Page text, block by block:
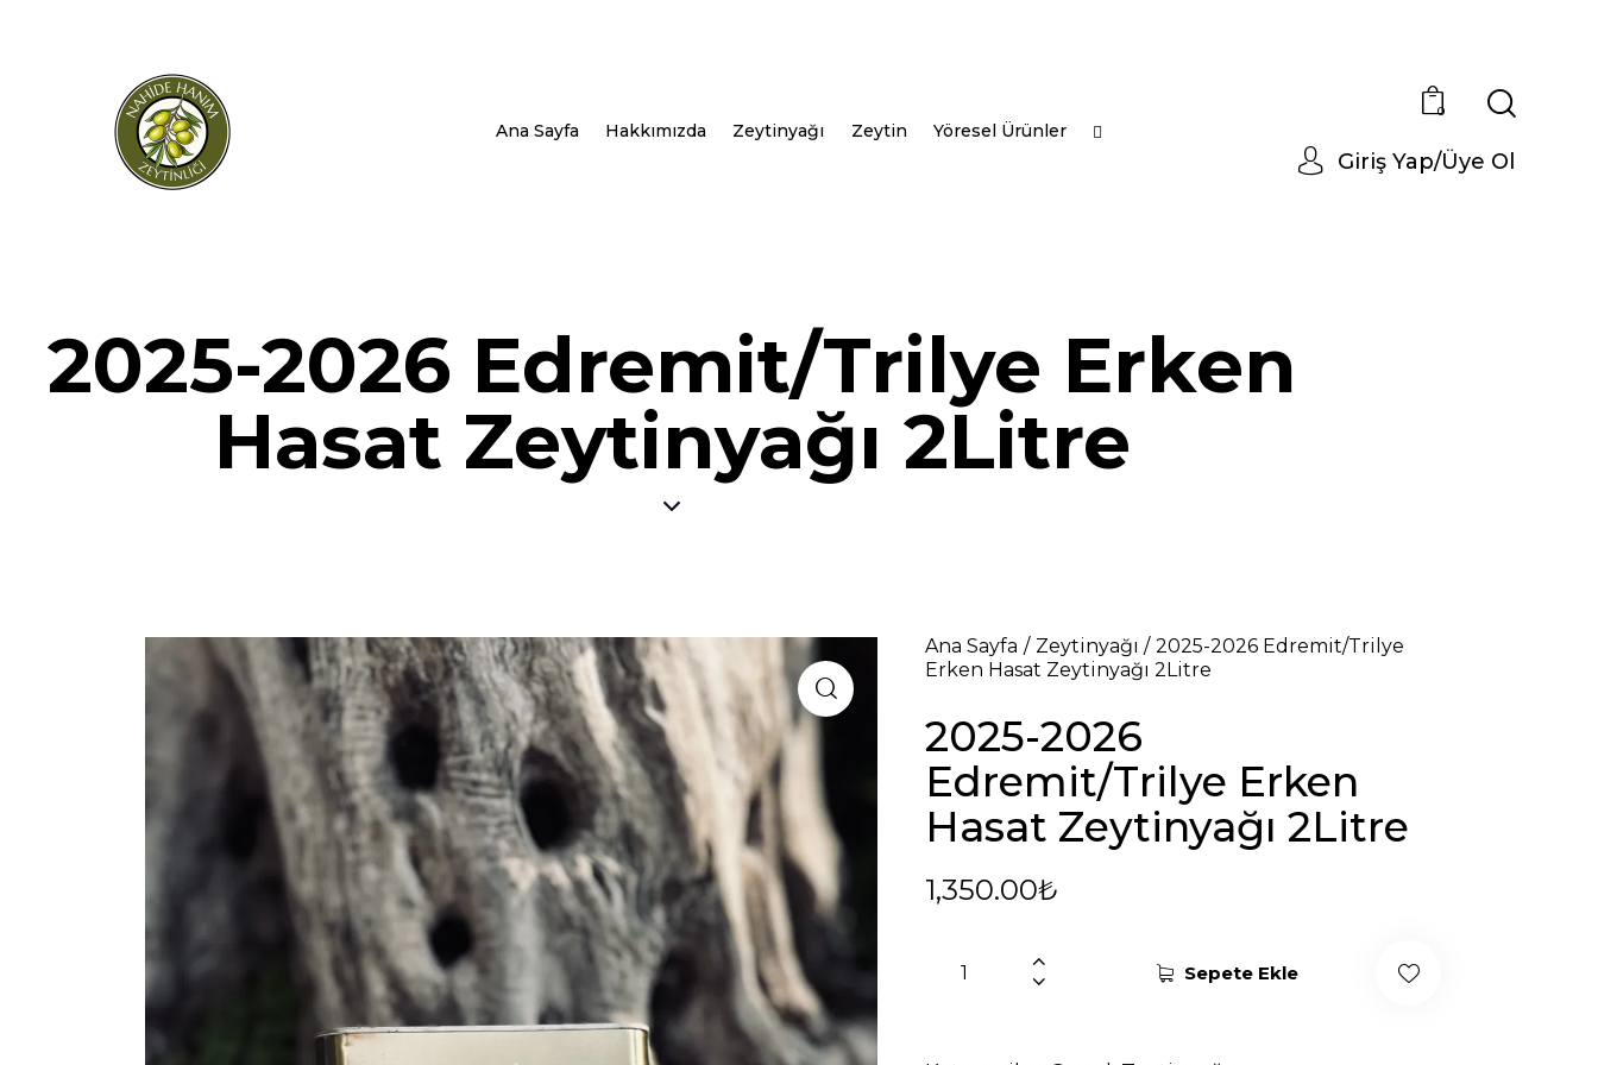
Ana Sayfa Hakkımızda Zeytinyağı Zeytin Yöresel Ürünler
0
Giriş Yap/Üye Ol
2025-2026 Edremit/Trilye Erken
Hasat Zeytinyağı 2Litre
Ana Sayfa Zeytinyağı
2025-2026 Edremit/Trilye
Erken Hasat Zeytinyağı 2Litre
2025-2026
Edremit/Trilye Erken
Hasat Zeytinyağı 2Litre
1,350.00₺
Sepete Ekle